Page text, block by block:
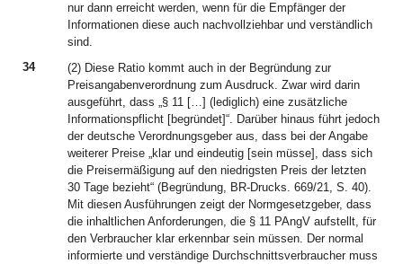
nur dann erreicht werden, wenn für die Empfänger der
Informationen diese auch nachvollziehbar und verständlich
sind.
34
(2) Diese Ratio kommt auch in der Begründung zur
Preisangabenverordnung zum Ausdruck. Zwar wird darin
ausgeführt, dass „§ 11 […] (lediglich) eine zusätzliche
Informationspflicht [begründet]“. Darüber hinaus führt jedoch
der deutsche Verordnungsgeber aus, dass bei der Angabe
weiterer Preise „klar und eindeutig [sein müsse], dass sich
die Preisermäßigung auf den niedrigsten Preis der letzten
30 Tage bezieht“ (Begründung, BR-Drucks. 669/21, S. 40).
Mit diesen Ausführungen zeigt der Normgesetzgeber, dass
die inhaltlichen Anforderungen, die § 11 PAngV aufstellt, für
den Verbraucher klar erkennbar sein müssen. Der normal
informierte und verständige Durchschnittsverbraucher muss